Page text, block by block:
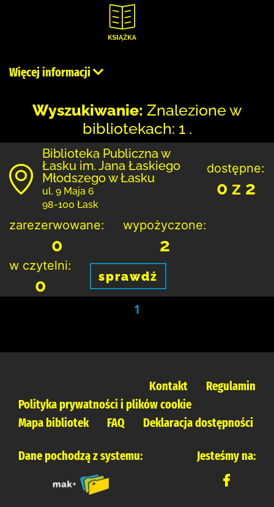
Więcej informacji
Wyszukiwanie: Znalezione w
bibliotekach: 1 .
Biblioteka Publiczna w
Łasku im. Jana Łaskiego
Młodszego w Łasku
ul. 9 Maja 6
98-100 Łask
dostępne:
0 z 2
zarezerwowane:
0
wypożyczone:
2
w czytelni:
0 sprawdź
1
Kontakt
Regulamin
Polityka prywatności i plików cookie
Mapa bibliotek
FAQ Deklaracja dostępności
Dane pochodzą z systemu: Jesteśmy na: